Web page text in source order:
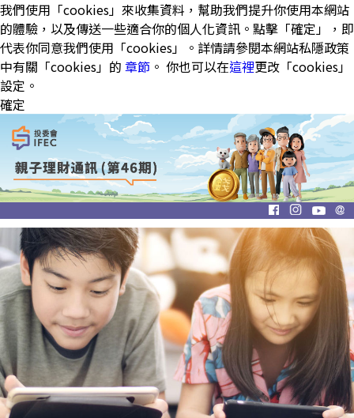
我們使用「cookies」來收集資料，幫助我們提升你使用本網站
的體驗，以及傳送一些適合你的個人化資訊。點擊「確定」，即
代表你同意我們使用「cookies」。詳情請參閱本網站私隱政策
中有關「cookies」的 章節 。 你也可以在這裡更改「cookies」
設定。
確定